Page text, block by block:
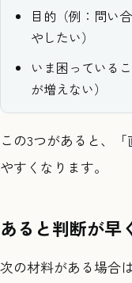
目的（例：問い
やしたい）
いま困っている
が増えない）
この3つがあると、
やすくなります。
あると判断が早
次の材料がある場合